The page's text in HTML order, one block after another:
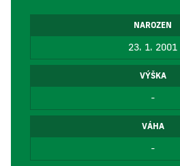
NAROZEN
23. 1. 2001
VÝŠKA
-
VÁHA
-